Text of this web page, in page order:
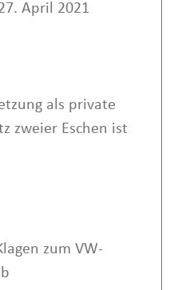
April 2021
als private
zweier Eschen ist
zum VW-